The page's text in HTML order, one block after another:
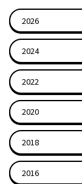
2026
2024
2022
2020
2018
2016